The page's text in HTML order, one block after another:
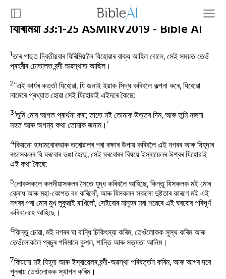
যিৰিমিয়া 33:1-25 ASMIRV2019 - Bible AI
1তাৰ পাছত দ্বিতীয়বাৰ যিৰিমিয়ালৈ যিহোৱাৰ বাক্য আহিল বোলে, সেই সময়ত তেওঁ
প্ৰহৰীৰ চোতালত বন্দী অৱস্থাত আছিল।
2“এই কাৰ্যৰ কৰ্ত্তা যিহোৱা, যি জনাই ইয়াক সিদ্ধ কৰিবলৈ কল্পনা কৰে, যিহোৱা
নামেৰে প্ৰখ্যাত হোৱা সেই যিহোৱাই এইদৰে কৈছে:
3‘তুমি মোৰ আগত প্ৰাৰ্থনা কৰা; তাতে মই তোমাক উত্তৰ দিম, আৰু তুমি নজনা
মহত আৰু অগম্য কথা তোমাক জনাম।’
4কিয়নো হাদামবোৰআৰু তৰোৱালৰ পৰা ৰক্ষাৰ উপায় কৰিবলৈ এই নগৰৰ আৰু যিহূদাৰ
ৰজাসকলৰ যি ঘৰবোৰ ভঙা হৈছে, সেই ঘৰবোৰৰ বিষয়ে ইস্ৰায়েলৰ ঈশ্বৰ যিহোৱাই
এই কথা কৈছে:
5লোকসকলে কলদীয়াসকলৰ সৈতে যুদ্ধ কৰিবলৈ আহিছে, কিন্তু যিসকলক মই মোৰ
ক্ৰোধ আৰু মহা-কোপত বধ কৰিলোঁ, আৰু যিসকলৰ সকলো দুষ্টতাৰ কাৰণে মই এই
নগৰৰ পৰা মোৰ মুখ লুকুৱাই ৰাখিলোঁ, সেইবোৰ মানুহৰ মৰা শৱেৰে এই ঘৰবোৰ পৰিপূৰ্ণ
কৰিবলৈহে আহিছে।
6কিন্তু চোৱা, মই নগৰৰ ঘা বান্ধি চিকিৎস্যা কৰিম, তেওঁলোকক সুস্থ কৰিম আৰু
তেওঁলোকলৈ প্ৰচুৰ পৰিমানে কুশল, শান্তি আৰু সত্যতা আনিম।
7কিয়নো মই যিহূদা আৰু ইস্ৰায়েলৰ বন্দী-অৱস্থা পৰিবৰ্ত্তন কৰিম, আৰু আগৰ দৰে
পুনৰায় তেওঁলোকক স্থাপন কৰিম।